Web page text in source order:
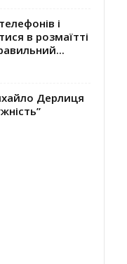
і
в розмаїтті
Дерлиця